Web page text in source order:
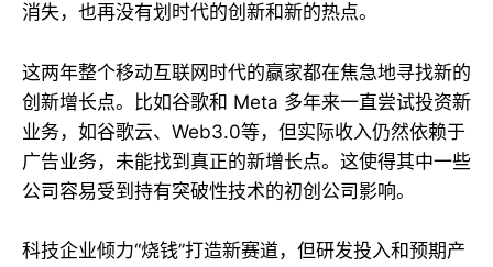
消失，也再没有划时代的创新和新的热点。
这两年整个移动互联网时代的赢家都在焦急地寻找新的
创新增长点。比如谷歌和 Meta 多年来一直尝试投资新
业务，如谷歌云、Web3.0等，但实际收入仍然依赖于
广告业务，未能找到真正的新增长点。这使得其中一些
公司容易受到持有突破性技术的初创公司影响。
科技企业倾力“烧钱”打造新赛道，但研发投入和预期产